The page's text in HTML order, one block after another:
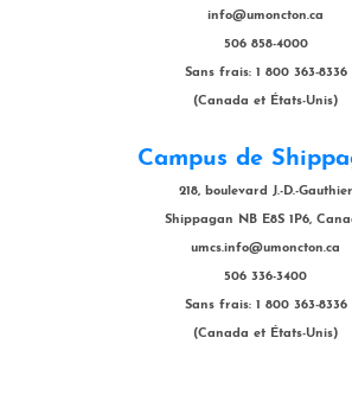
info@umoncton.ca
506 858-4000
Sans frais: 1 800 363-8336
(Canada et États-Unis)
Campus de
218, boulevard J.-D.-Gauthier
Shippagan NB E8S 1P6,
umcs.info@umoncton.ca
506 336-3400
Sans frais: 1 800 363-8336
(Canada et États-Unis)